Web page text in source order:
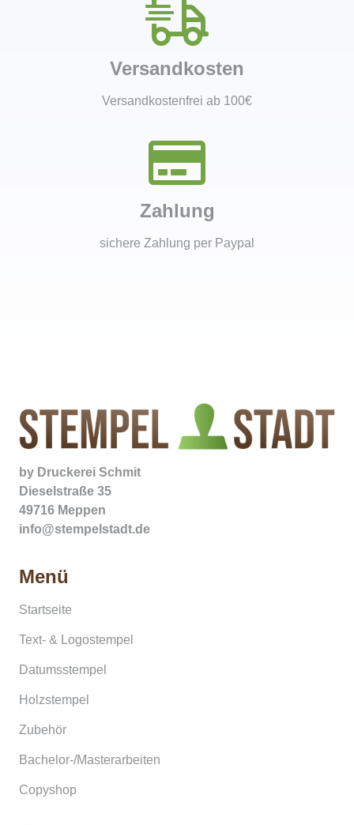
Versandkosten
Versandkostenfrei ab 100€
Zahlung
sichere Zahlung per Paypal
by Druckerei Schmit
Dieselstraße 35
49716 Meppen
info@stempelstadt.de
Menü
Startseite
Text- & Logostempel
Datumsstempel
Holzstempel
Zubehör
Bachelor-/Masterarbeiten
Copyshop